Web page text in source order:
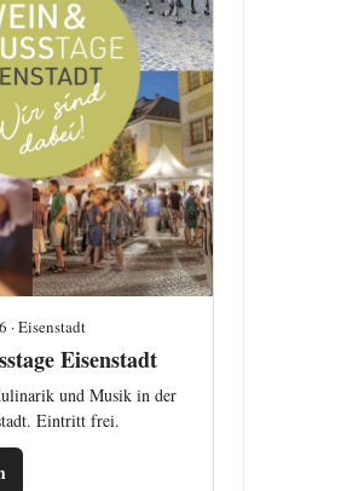
· Eisenstadt
Eisenstadt
und Musik in der
Eintritt frei.